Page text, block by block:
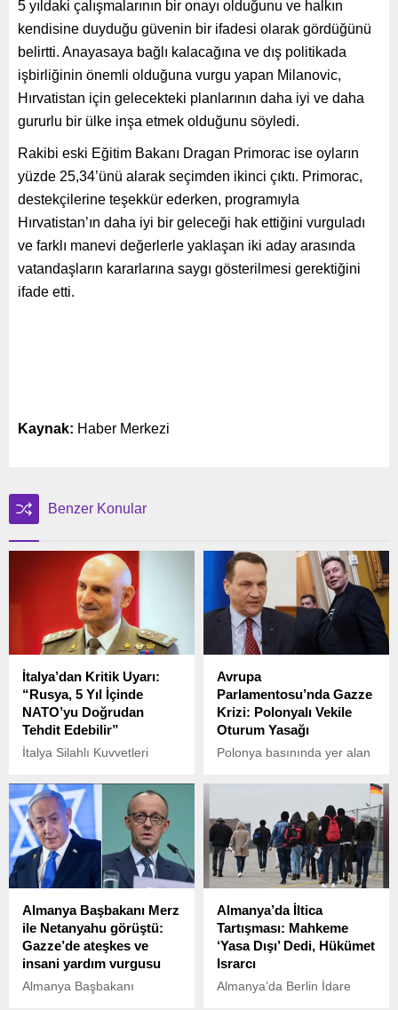
5 yıldaki çalışmalarının bir onayı olduğunu ve halkın
kendisine duyduğu güvenin bir ifadesi olarak gördüğünü
belirtti. Anayasaya bağlı kalacağına ve dış politikada
işbirliğinin önemli olduğuna vurgu yapan Milanovic,
Hırvatistan için gelecekteki planlarının daha iyi ve daha
gururlu bir ülke inşa etmek olduğunu söyledi.
Rakibi eski Eğitim Bakanı Dragan Primorac ise oyların
yüzde 25,34’ünü alarak seçimden ikinci çıktı. Primorac,
destekçilerine teşekkür ederken, programıyla
Hırvatistan’ın daha iyi bir geleceği hak ettiğini vurguladı
ve farklı manevi değerlerle yaklaşan iki aday arasında
vatandaşların kararlarına saygı gösterilmesi gerektiğini
ifade etti.
Kaynak: Haber Merkezi
Benzer Konular
İtalya’dan Kritik Uyarı:
“Rusya, 5 Yıl İçinde
NATO’yu Doğrudan
Tehdit Edebilir”
İtalya Silahlı Kuvvetleri
Orgeneral Luciano
Portolano, Rusya’nın askeri
kapasitesini beklenenden
hızlı bir şekilde yeniden inşa
ettiğini belirterek,
Moskova’nın 5 yıl içinde
tehdit edebilecek güce
ulaşabileceği uyarısında
bulundu.
Avrupa
Parlamentosu’nda Gazze
Krizi: Polonyalı Vekile
Oturum Yasağı
Polonya basınında yer alan
Avrupa Parlamentosu (AP)
Milletvekili Braun, YouTube
üzerinden yaptığı
açıklamada, Gazze
Şeridi’nde yaşananlara dair
bir çıkış yaptı.
Almanya Başbakanı Merz
ile Netanyahu görüştü:
Gazze’de ateşkes ve
insani yardım vurgusu
Almanya Başbakanı
Almanya’da İltica
Tartışması: Mahkeme
‘Yasa Dışı’ Dedi, Hükümet
Israrcı
Almanya’da Berlin İdare